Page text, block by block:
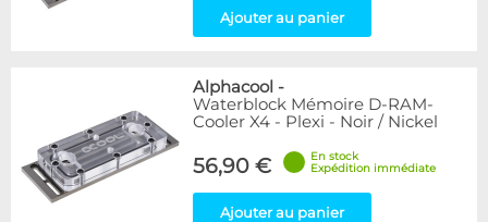
Ajouter au panier
Alphacool -
Waterblock Mémoire D-RAM-
Cooler X4 - Plexi - Noir / Nickel
56,90 €
En stock
Expédition immédiate
Ajouter au panier